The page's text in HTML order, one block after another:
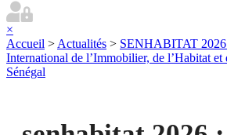
×
Accueil > Actualités > SENHABITAT 2026
International de l’Immobilier, de l’Habitat
Sénégal